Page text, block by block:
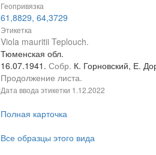
Геопривязка
61,8829, 64,3729
Этикетка
Viola mauritii Teplouch.
Тюменская обл.
16.07.1941. Собр. К. Горновский, Е.
Продолжение листа.
Дата ввода этикетки 1.12.2022
Полная карточка
Все образцы этого вида